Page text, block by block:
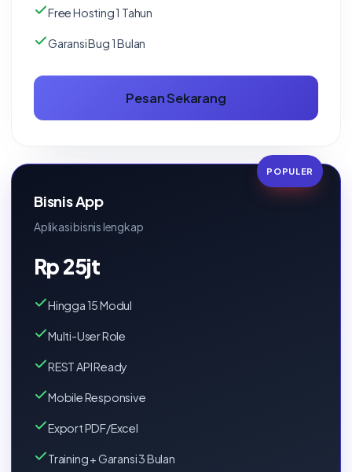
Free Hosting 1 Tahun
Garansi Bug 1 Bulan
Pesan Sekarang
POPULER
Bisnis App
Aplikasi bisnis lengkap
Rp 25jt
Hingga 15 Modul
Multi-User Role
REST API Ready
Mobile Responsive
Export PDF/Excel
Training + Garansi 3 Bulan